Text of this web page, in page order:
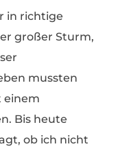
in richtige
großer Sturm,
mussten
einem
Bis heute
ob ich nicht